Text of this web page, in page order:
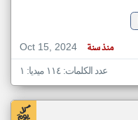
Oct 15, 2024
منذ سنة
عدد الكلمات: ١١٤ ميديا: ١